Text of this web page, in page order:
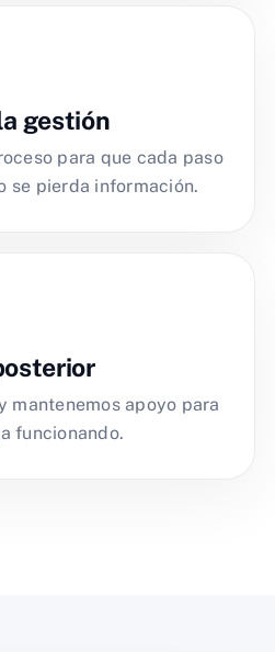
gestión
para que cada paso
se pierda información.
mantenemos apoyo para
funcionando.